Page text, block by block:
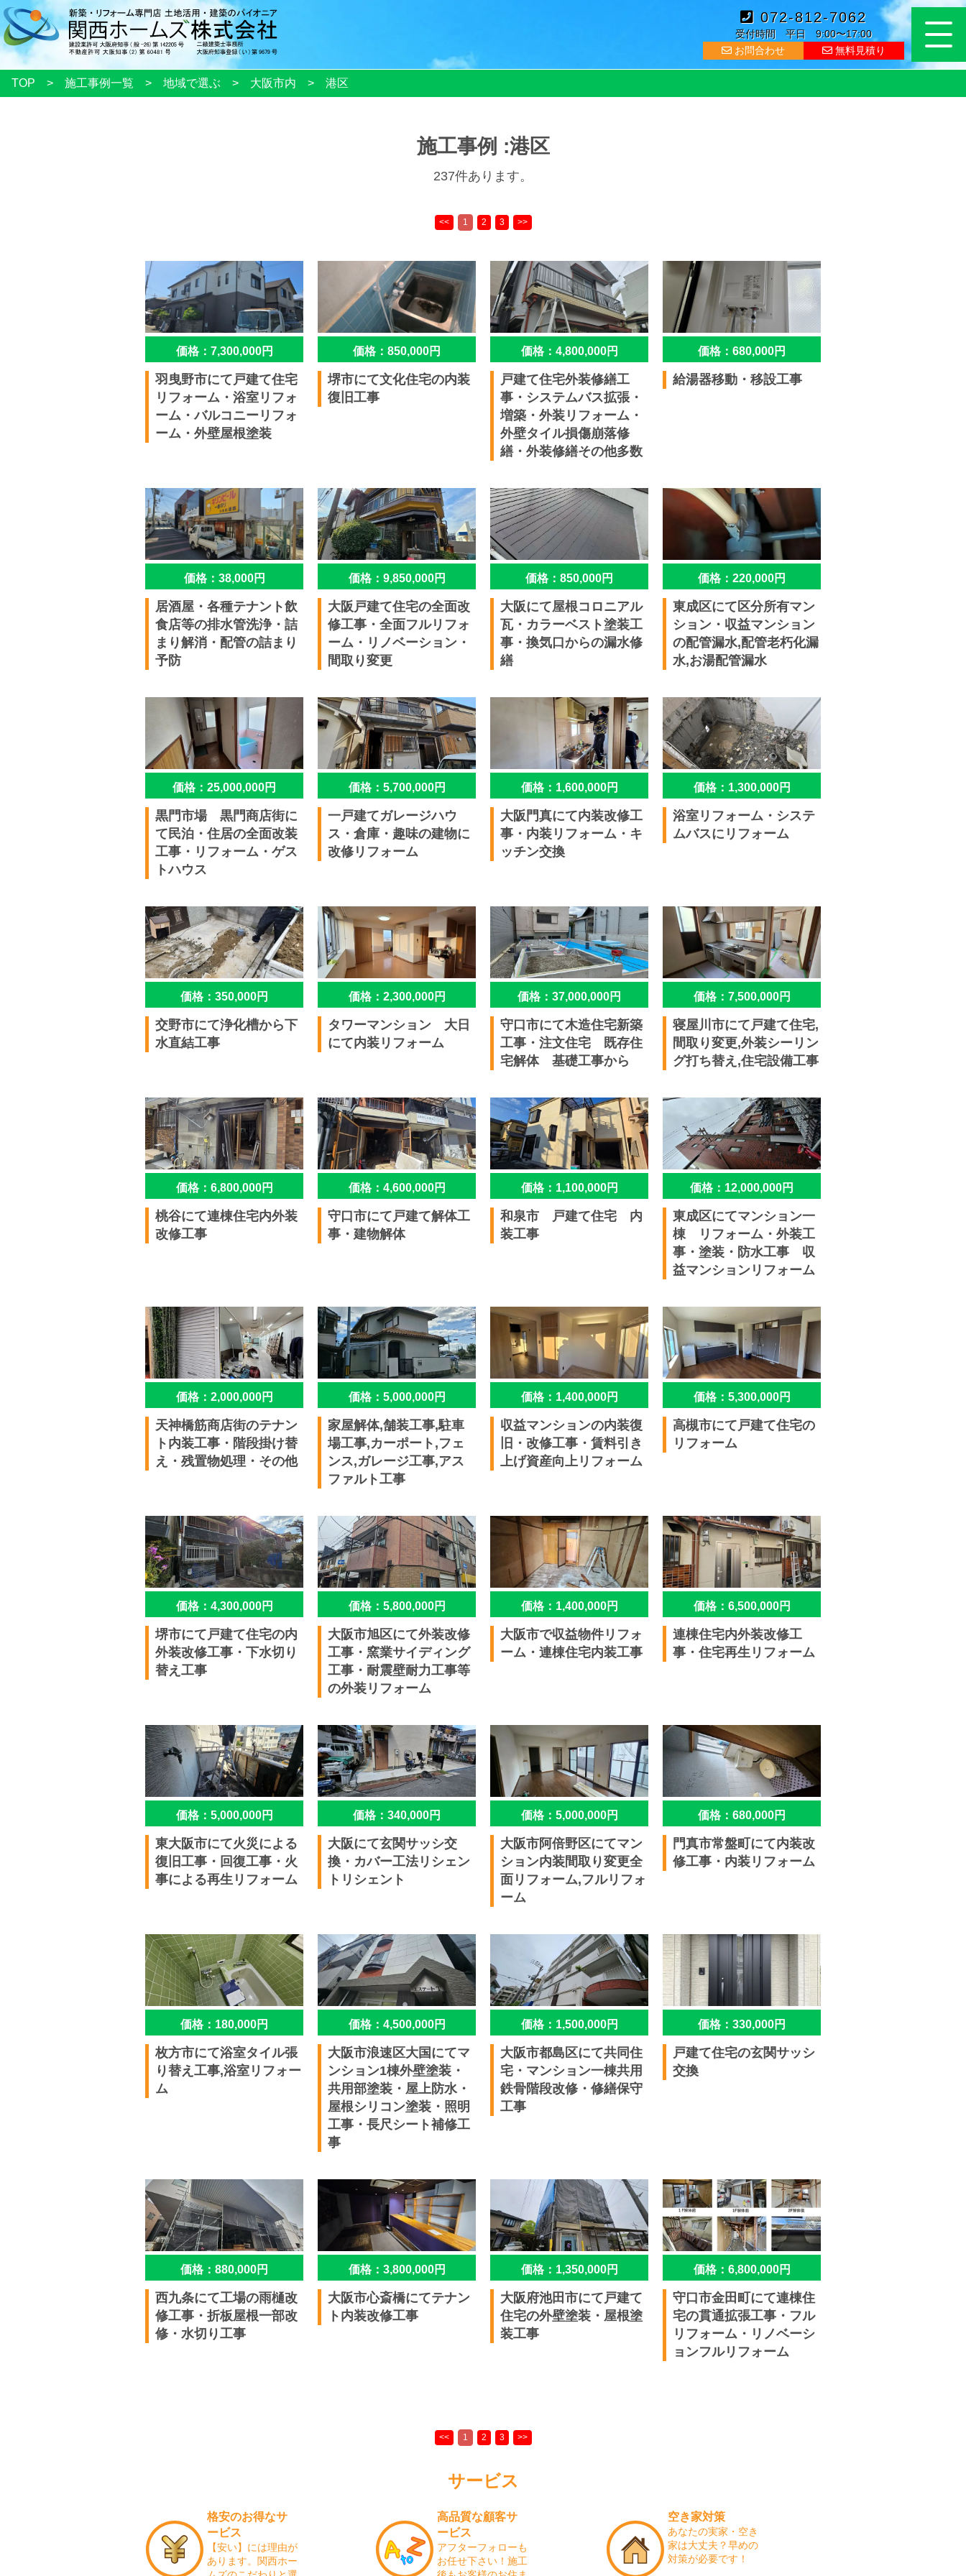
072-812-7062
受付時間 平日 9:00〜17:00
お問合わせ
無料見積り
TOP 施工事例一覧 地域で選ぶ 大阪市内 港区
施工事例 :港区
237件あります。
価格：7,300,000円
羽曳野市にて戸建て住宅
リフォーム・浴室リフォ
ーム・バルコニーリフォ
ーム・外壁屋根塗装
価格：850,000円
堺市にて文化住宅の内装
復旧工事
価格：4,800,000円
戸建て住宅外装修繕工
事・システムバス拡張・
増築・外装リフォーム・
外壁タイル損傷崩落修
繕・外装修繕その他多数
価格：680,000円
給湯器移動・移設工事
価格：38,000円
居酒屋・各種テナント飲
食店等の排水管洗浄・詰
まり解消・配管の詰まり
予防
価格：9,850,000円
大阪戸建て住宅の全面改
修工事・全面フルリフォ
ーム・リノベーション・
間取り変更
価格：850,000円
大阪にて屋根コロニアル
瓦・カラーベスト塗装工
事・換気口からの漏水修
繕
価格：220,000円
東成区にて区分所有マン
ション・収益マンション
の配管漏水,配管老朽化漏
水,お湯配管漏水
価格：25,000,000円
黒門市場 黒門商店街に
て民泊・住居の全面改装
工事・リフォーム・ゲス
トハウス
価格：5,700,000円
一戸建てガレージハウ
ス・倉庫・趣味の建物に
改修リフォーム
価格：1,600,000円
大阪門真にて内装改修工
事・内装リフォーム・キ
ッチン交換
価格：1,300,000円
浴室リフォーム・システ
ムバスにリフォーム
価格：350,000円
交野市にて浄化槽から下
水直結工事
価格：2,300,000円
タワーマンション 大日
にて内装リフォーム
価格：37,000,000円
守口市にて木造住宅新築
工事・注文住宅 既存住
宅解体 基礎工事から
価格：7,500,000円
寝屋川市にて戸建て住宅,
間取り変更,外装シーリン
グ打ち替え,住宅設備工事
価格：6,800,000円
桃谷にて連棟住宅内外装
改修工事
価格：4,600,000円
守口市にて戸建て解体工
事・建物解体
価格：1,100,000円
和泉市 戸建て住宅 内
装工事
価格：12,000,000円
東成区にてマンション一
棟 リフォーム・外装工
事・塗装・防水工事 収
益マンションリフォーム
価格：2,000,000円
天神橋筋商店街のテナン
ト内装工事・階段掛け替
え・残置物処理・その他
価格：5,000,000円
家屋解体,舗装工事,駐車
場工事,カーポート,フェ
ンス,ガレージ工事,アス
ファルト工事
価格：1,400,000円
収益マンションの内装復
旧・改修工事・賃料引き
上げ資産向上リフォーム
価格：5,300,000円
高槻市にて戸建て住宅の
リフォーム
価格：4,300,000円
堺市にて戸建て住宅の内
外装改修工事・下水切り
替え工事
価格：5,800,000円
大阪市旭区にて外装改修
工事・窯業サイディング
工事・耐震壁耐力工事等
の外装リフォーム
価格：1,400,000円
大阪市で収益物件リフォ
ーム・連棟住宅内装工事
価格：6,500,000円
連棟住宅内外装改修工
事・住宅再生リフォーム
価格：5,000,000円
東大阪市にて火災による
復旧工事・回復工事・火
事による再生リフォーム
価格：340,000円
大阪にて玄関サッシ交
換・カバー工法リシェン
トリシェント
価格：5,000,000円
大阪市阿倍野区にてマン
ション内装間取り変更全
面リフォーム,フルリフォ
ーム
価格：680,000円
門真市常盤町にて内装改
修工事・内装リフォーム
価格：180,000円
枚方市にて浴室タイル張
り替え工事,浴室リフォー
ム
価格：4,500,000円
大阪市浪速区大国にてマ
ンション1棟外壁塗装・
共用部塗装・屋上防水・
屋根シリコン塗装・照明
工事・長尺シート補修工
事
価格：1,500,000円
大阪市都島区にて共同住
宅・マンション一棟共用
鉄骨階段改修・修繕保守
工事
価格：330,000円
戸建て住宅の玄関サッシ
交換
価格：880,000円
西九条にて工場の雨樋改
修工事・折板屋根一部改
修・水切り工事
価格：3,800,000円
大阪市心斎橋にてテナン
ト内装改修工事
価格：1,350,000円
大阪府池田市にて戸建て
住宅の外壁塗装・屋根塗
装工事
価格：6,800,000円
守口市金田町にて連棟住
宅の貫通拡張工事・フル
リフォーム・リノベーシ
ョンフルリフォーム
サービス
格安のお得なサ
ービス
【安い】には理由が
あります。関西ホー
高品質な顧客サ
ービス
アフターフォローも
お任せ下さい！施工
空き家対策
あなたの実家・空き
家は大丈夫？早めの
対策が必要です！